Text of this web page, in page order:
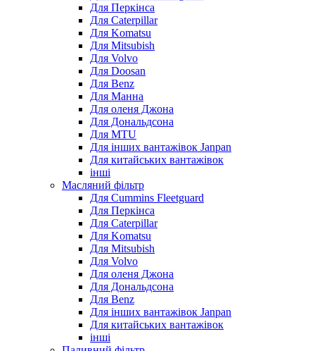
Для Перкінса
Для Caterpillar
Для Komatsu
Для Mitsubish
Для Volvo
Для Doosan
Для Benz
Для Манна
Для оленя Джона
Для Дональдсона
Для MTU
Для інших вантажівок Janpan
Для китайських вантажівок
інші
Масляний фільтр
Для Cummins Fleetguard
Для Перкінса
Для Caterpillar
Для Komatsu
Для Mitsubish
Для Volvo
Для оленя Джона
Для Дональдсона
Для Benz
Для інших вантажівок Janpan
Для китайських вантажівок
інші